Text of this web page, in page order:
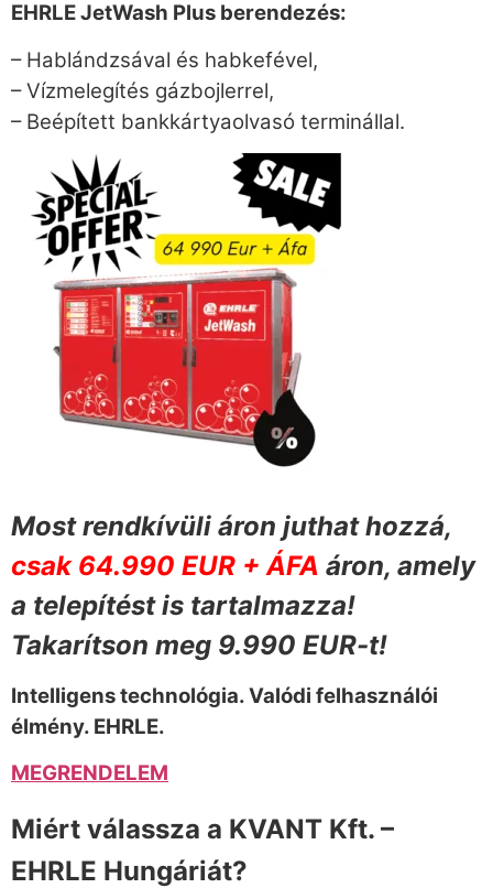
EHRLE JetWash Plus berendezés:
– Hablándzsával és habkefével,
– Vízmelegítés gázbojlerrel,
– Beépített bankkártyaolvasó terminállal.
Most rendkívüli áron juthat hozzá,
csak 64.990 EUR + ÁFA áron, amely
a telepítést is tartalmazza!
Takarítson meg 9.990 EUR-t!
Intelligens technológia. Valódi felhasználói
élmény. EHRLE.
MEGRENDELEM
Miért válassza a KVANT Kft. –
EHRLE Hungáriát?